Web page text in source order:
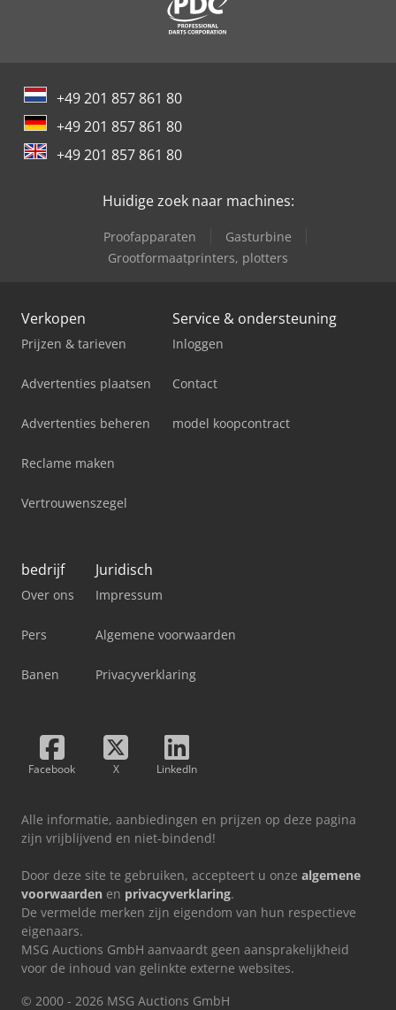
Case-Ih Magnum 7250 Pro
Case-Ih Magnum Mx200
Case-Ih Magnum Mx210
Case-Ih Magnum Mx230
Case-Ih Magnum Mx270
+49 201 857 861 80
+49 201 857 861 80
+49 201 857 861 80
Huidige zoek naar machines:
Proofapparaten
Gasturbine
Grootformaatprinters, plotters
Verkopen
Prijzen & tarieven
Advertenties plaatsen
Advertenties beheren
Reclame maken
Vertrouwenszegel
Service & ondersteuning
Inloggen
Contact
model koopcontract
bedrijf
Over ons
Pers
Banen
Juridisch
Impressum
Algemene voorwaarden
Privacyverklaring
Facebook X LinkedIn
Alle informatie, aanbiedingen en prijzen op deze pagina
zijn vrijblijvend en niet-bindend!
Door deze site te gebruiken, accepteert u onze algemene
voorwaarden en privacyverklaring.
De vermelde merken zijn eigendom van hun respectieve
eigenaars.
MSG Auctions GmbH aanvaardt geen aansprakelijkheid
voor de inhoud van gelinkte externe websites.
© 2000 - 2026 MSG Auctions GmbH